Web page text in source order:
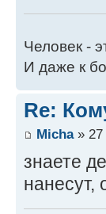
Человек -
И даже к
Re:
Micha» 27
знаете
нанесут,